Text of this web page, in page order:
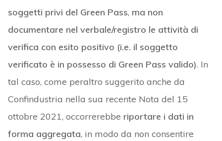
soggetti privi del Green Pass, ma non
documentare nel verbale/registro le attività di
verifica con esito positivo (i.e. il soggetto
verificato è in possesso di Green Pass valido). In
tal caso, come peraltro suggerito anche da
Confindustria nella sua recente Nota del 15
ottobre 2021, occorrerebbe riportare i dati in
forma aggregata, in modo da non consentire